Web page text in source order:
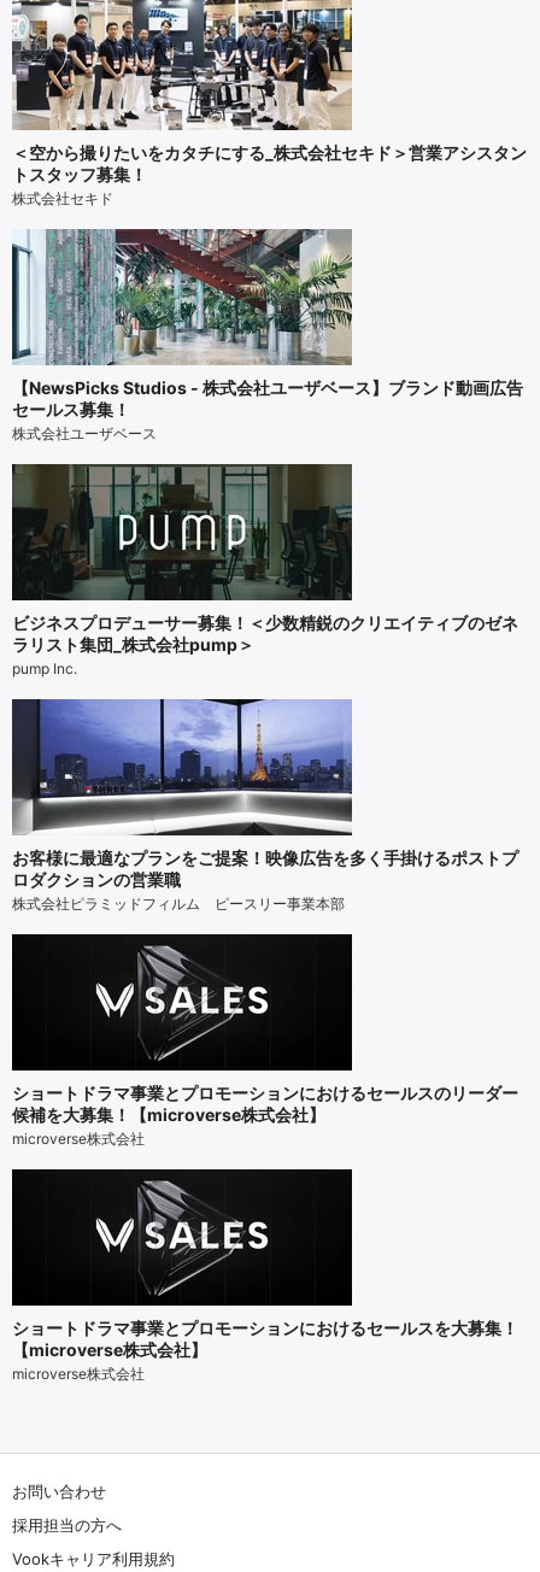
＜空から撮りたいをカタチにする_株式会社セキド＞営業アシスタン
トスタッフ募集！
株式会社セキド
【NewsPicks Studios - 株式会社ユーザベース】ブランド動画広告
セールス募集！
株式会社ユーザベース
ビジネスプロデューサー募集！＜少数精鋭のクリエイティブのゼネ
ラリスト集団_株式会社pump＞
pump Inc.
お客様に最適なプランをご提案！映像広告を多く手掛けるポストプ
ロダクションの営業職
株式会社ピラミッドフィルム ピースリー事業本部
ショートドラマ事業とプロモーションにおけるセールスのリーダー
候補を大募集！【microverse株式会社】
microverse株式会社
ショートドラマ事業とプロモーションにおけるセールスを大募集！
【microverse株式会社】
microverse株式会社
お問い合わせ
採用担当の方へ
Vookキャリア利用規約